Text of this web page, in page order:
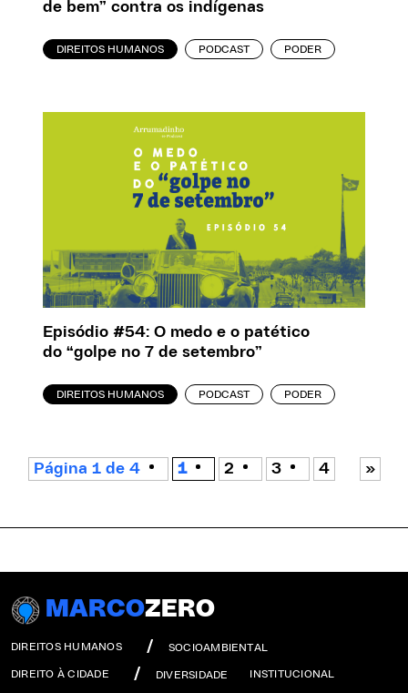
de bem” contra os indígenas
DIREITOS HUMANOS PODCAST PODER
Episódio #54: O medo e o patético
do “golpe no 7 de setembro”
DIREITOS HUMANOS PODCAST PODER
Página 1 de 4 1 2 3 4 »
MARCOZERO
DIREITOS HUMANOS SOCIOAMBIENTAL
DIREITO À CIDADE DIVERSIDADE INSTITUCIONAL